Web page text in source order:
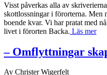
Visst påverkas alla av
skottlossningar i förorterna. Men
boende kvar. Vi har pratat med
livet i förorten Backa. Läs mer
– Omflyttningar
Av Christer Wigerfelt